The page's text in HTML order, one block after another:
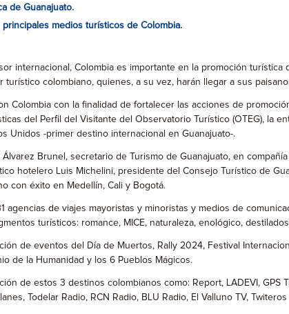
de Guanajuato.
medios turísticos de Colombia.
internacional, Colombia es importante en la promoción
colombiano, quienes, a su vez, harán llegar a sus
Colombia con la finalidad de fortalecer las acciones de
del Perfil del Visitante del Observatorio Turístico (OTEG), la
Unidos -primer destino internacional en Guanajuato-.
Brunel, secretario de Turismo de Guanajuato, en
hotelero Luis Michelini, presidente del Consejo Turístico de
con éxito en Medellín, Cali y Bogotá.
de viajes mayoristas y minoristas y medios de
turísticos: romance, MICE, naturaleza, enológico,
de eventos del Día de Muertos, Rally 2024, Festival
de la Humanidad y los 6 Pueblos Mágicos.
de estos 3 destinos colombianos como: Report, LADEVI, GPS
Todelar Radio, RCN Radio, BLU Radio, El Valluno TV,